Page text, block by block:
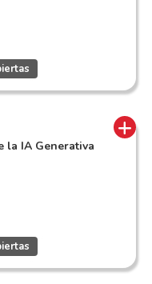
la IA Generativa